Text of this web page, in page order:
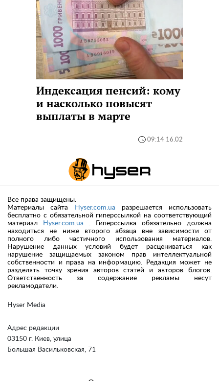
Индексация пенсий: кому
и насколько повысят
выплаты в марте
09:14 16.02
Hyser Media
Адрес редакции
03150 г. Киев, улица
Большая Васильковская, 71
Все права защищены.
Материалы сайта
Hyser.com.ua разрешается использовать
бесплатно с обязательной гиперссылкой на соответствующий
материал
Hyser.com.ua . Гиперссылка обязательно должна
находиться не ниже второго абзаца вне зависимости от
полного либо частичного использования материалов.
Нарушение данных условий будет расцениваться как
нарушение защищаемых законом прав интеллектуальной
собственности и права на информацию. Редакция может не
разделять точку зрения авторов статей и авторов блогов.
Ответственность за содержание рекламы несут
рекламодатели.